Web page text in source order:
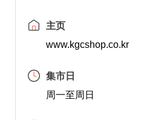
主页
www.kgcshop.co.kr
集市日
周一至周日